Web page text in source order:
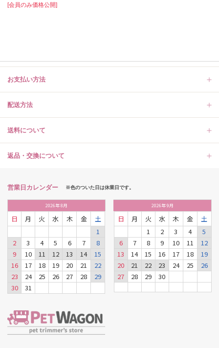
[会員のみ価格公開]
お支払い方法
配送方法
送料について
返品・交換について
営業日カレンダー ※色のついた日は休業日です。
2026年8月
日 月 火 水 木 金
土
1
2
3 4 5 6 7
8
9
10 11 12 13 14
15
16
17 18 19 20 21
22
23
24 25 26 27 28
29
30
31
2026年9月
日 月 火 水 木 金
土
1
2 3 4
5
6
7 8 9 10 11
12
13
14 15 16 17 18
19
20
21 22 23 24 25
26
27
28 29 30